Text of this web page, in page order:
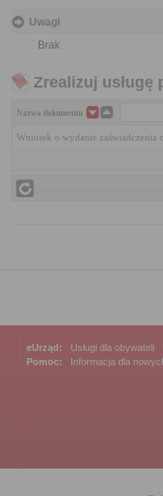
Uwagi
Brak
Zrealizuj usługę
Nazwa dokumentu
Wniosek o wydanie zaświadczenia
eUrząd: Usługi dla obywateli
Pomoc:
Informacja dla